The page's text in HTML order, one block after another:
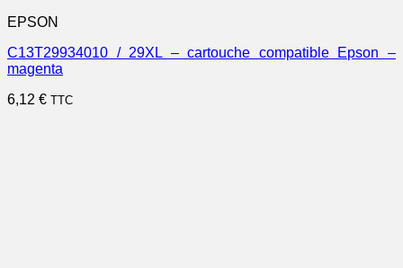
EPSON
C13T29934010 / 29XL – cartouche compatible Epson –
magenta
6,12 € TTC